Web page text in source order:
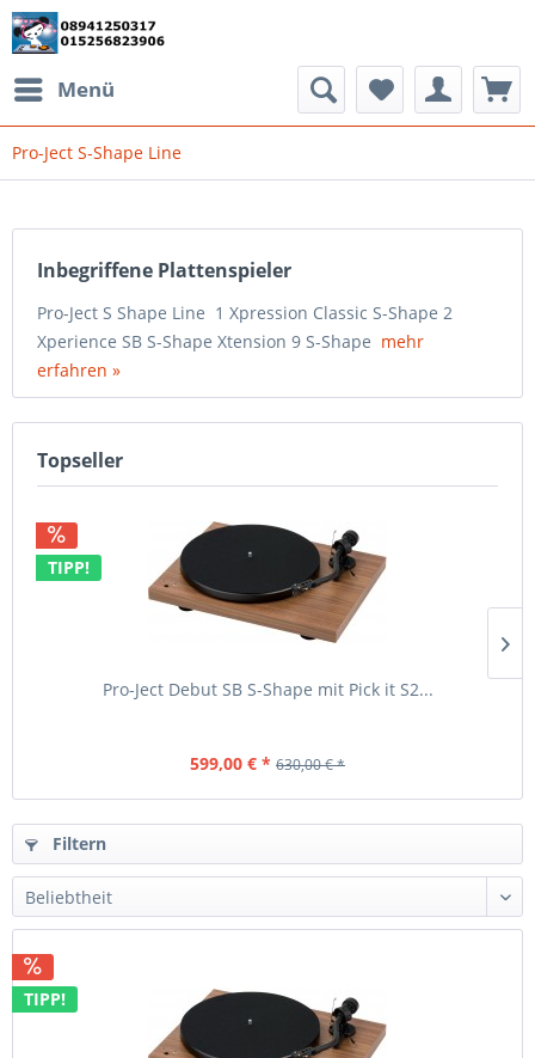
Menü
Pro-Ject S-Shape Line
Inbegriffene Plattenspieler
Pro-Ject S Shape Line 1 Xpression Classic S-Shape 2
Xperience SB S-Shape Xtension 9 S-Shape mehr
erfahren »
Topseller
TIPP!
Pro-Ject Debut SB S-Shape mit Pick it S2...
599,00 € * 630,00 € *
Filtern
TIPP!